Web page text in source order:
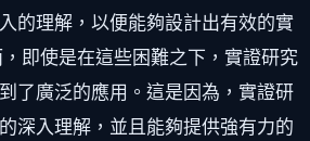
的理解，以便能夠設計出有效的實
即使是在這些困難之下，實證研究
了廣泛的應用。這是因為，實證研
深入理解，並且能夠提供強有力的